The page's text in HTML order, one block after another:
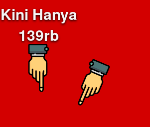
Kini Hanya
139rb